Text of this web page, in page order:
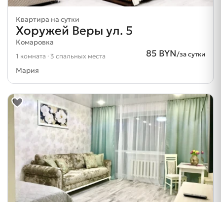
Квартира на сутки
Хоружей Веры ул. 5
Комаровка
85 BYN/за сутки
1 комната · 3 спальных места
Мария